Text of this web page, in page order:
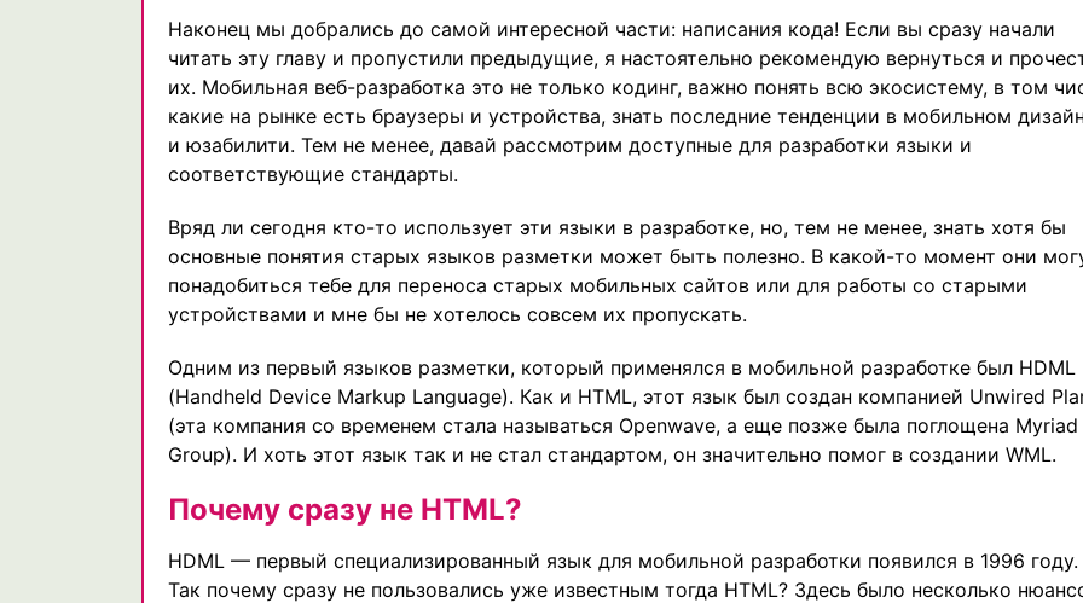
Наконец мы добрались до самой интересной части: написания кода! Если вы сразу начали
читать эту главу и пропустили предыдущие, я настоятельно рекомендую вернуться и
их. Мобильная веб-разработка это не только кодинг, важно понять всю экосистему, в том
какие на рынке есть браузеры и устройства, знать последние тенденции в мобильном
и юзабилити. Тем не менее, давай рассмотрим доступные для разработки языки и
соответствующие стандарты.
Вряд ли сегодня кто-то использует эти языки в разработке, но, тем не менее, знать хотя бы
основные понятия старых языков разметки может быть полезно. В какой-то момент они
понадобиться тебе для переноса старых мобильных сайтов или для работы со старыми
устройствами и мне бы не хотелось совсем их пропускать.
Одним из первый языков разметки, который применялся в мобильной разработке был HDML
(Handheld Device Markup Language). Как и HTML, этот язык был создан компанией Unwired
(эта компания со временем стала называться Openwave, а еще позже была поглощена Myriad
Group). И хоть этот язык так и не стал стандартом, он значительно помог в создании WML.
Почему сразу не HTML?
HDML — первый специализированный язык для мобильной разработки появился в 1996 году.
Так почему сразу не пользовались уже известным тогда HTML? Здесь было несколько